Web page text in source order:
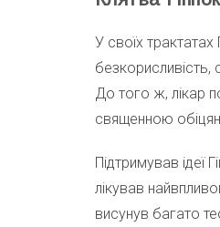
У своїх трактатах
безкорисливість,
До того ж, лікар
священною
Підтримував ідеї
лікував
висунув багато